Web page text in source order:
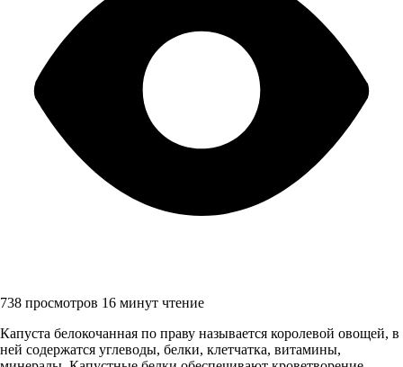
738 просмотров 16 минут чтение
Капуста белокочанная по праву называется королевой овощей, в
ней содержатся углеводы, белки, клетчатка, витамины,